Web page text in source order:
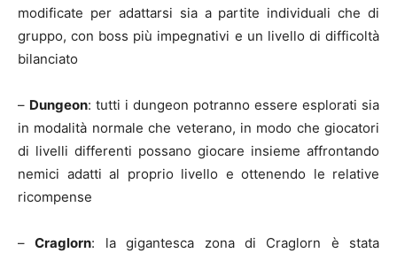
modificate per adattarsi sia a partite individuali che di
gruppo, con boss più impegnativi e un livello di difficoltà
bilanciato
– Dungeon: tutti i dungeon potranno essere esplorati sia
in modalità normale che veterano, in modo che giocatori
di livelli differenti possano giocare insieme affrontando
nemici adatti al proprio livello e ottenendo le relative
ricompense
–Craglorn: la gigantesca zona di Craglorn è stata